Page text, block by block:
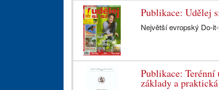
Publikace: Udělej
Největší evropský Do-
Publikace: Terénní
základy a